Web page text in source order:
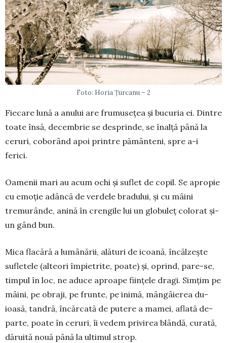
Foto: Horia Țurcanu – 2
Fiecare lună a anului are frumusețea și bucuria ei. Dintre
toate însă, decembrie se desprinde, se înalță până la
ceruri, co­bo­rând apoi printre pământeni, spre a-i
ferici.
Oamenii mari au acum ochi și suflet de copil. Se apro­pie
cu emoție adâncă de verdele bradului, și cu mâini
tremurânde, anină în crengile lui un globuleț co­lorat și-
un gând bun.
Mica flacără a lumânării, alături de icoană, încăl­zeș­te
sufletele (alteori împietrite, poate) și, oprind, pare-se,
timpul în loc, ne aduce aproape fiin­țele dragi. Sim­țim pe
mâini, pe obraji, pe frun­te, pe inimă, mân­gâierea du­
ioasă, tan­dră, încărcată de putere a mamei, aflată de­
parte, poate în ceruri, îi ve­dem privi­rea blân­dă, curată,
dăruită nouă până la ulti­mul strop.